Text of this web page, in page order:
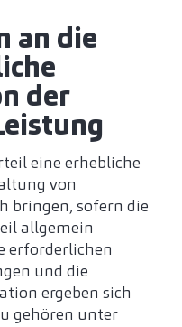
an die
der
eine erhebliche
von
bringen, sofern die
allgemein
erforderlichen
und die
ergeben sich
gehören unter